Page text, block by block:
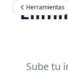
Herramientas
Sube tu